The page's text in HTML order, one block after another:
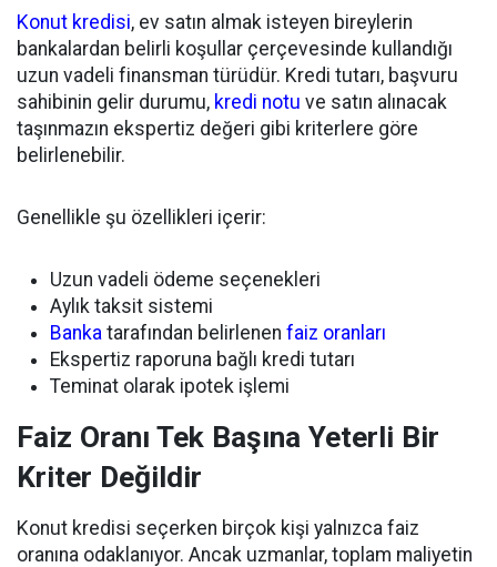
Konut kredisi, ev satın almak isteyen bireylerin
bankalardan belirli koşullar çerçevesinde kullandığı
uzun vadeli finansman türüdür. Kredi tutarı, başvuru
sahibinin gelir durumu, kredi notu ve satın alınacak
taşınmazın ekspertiz değeri gibi kriterlere göre
belirlenebilir.
Genellikle şu özellikleri içerir:
Uzun vadeli ödeme seçenekleri
Aylık taksit sistemi
Banka tarafından belirlenen faiz oranları
Ekspertiz raporuna bağlı kredi tutarı
Teminat olarak ipotek işlemi
Faiz Oranı Tek Başına Yeterli Bir
Kriter Değildir
Konut kredisi seçerken birçok kişi yalnızca faiz
oranına odaklanıyor. Ancak uzmanlar, toplam maliyetin